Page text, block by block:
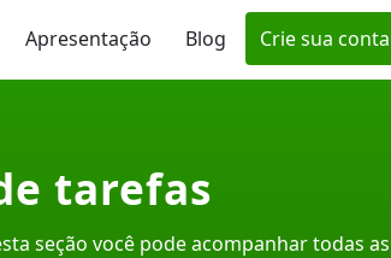
Apresentação Blog Crie sua conta
tarefas
seção você pode acompanhar todas